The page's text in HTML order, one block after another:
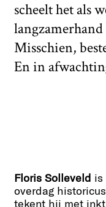
scheelt het als
Misschien,
En in
Floris Solleveld is
overdag
tekent hij met